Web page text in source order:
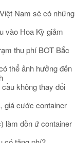
Nam sẽ có những
vào Hoa Kỳ giảm
thu phí BOT Bắc
thể ảnh hưởng đến
không thay đổi
giá cước container
làm dồn ứ container